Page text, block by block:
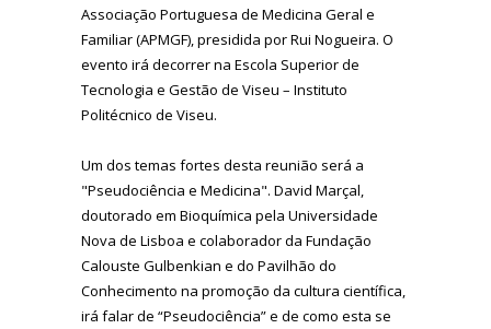
Associação Portuguesa de Medicina Geral e
Familiar (APMGF), presidida por Rui Nogueira. O
evento irá decorrer na Escola Superior de
Tecnologia e Gestão de Viseu – Instituto
Politécnico de Viseu.
Um dos temas fortes desta reunião será a
"Pseudociência e Medicina". David Marçal,
doutorado em Bioquímica pela Universidade
Nova de Lisboa e colaborador da Fundação
Calouste Gulbenkian e do Pavilhão do
Conhecimento na promoção da cultura científica,
irá falar de “Pseudociência” e de como esta se